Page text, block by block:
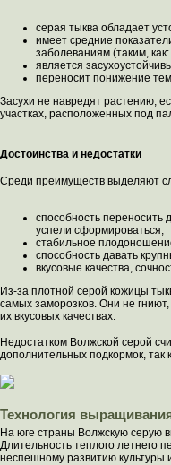
серая тыква обладает
имеет средние
заболеваниям (таким,
является
переносит понижение
Засухи не навредят растению,
участках, расположенных под
Достоинства и недостатки
Среди преимуществ выделяют
способность переносить
успели сформироваться;
стабильное
способность давать
вкусовые качества,
Из-за плотной серой кожицы
самых заморозков. Они не
их вкусовых качествах.
Недостатком Волжской серой
дополнительных подкормок, так
Технология
На юге страны Волжскую серую
Длительность теплого летнего
неспешному развитию культуры